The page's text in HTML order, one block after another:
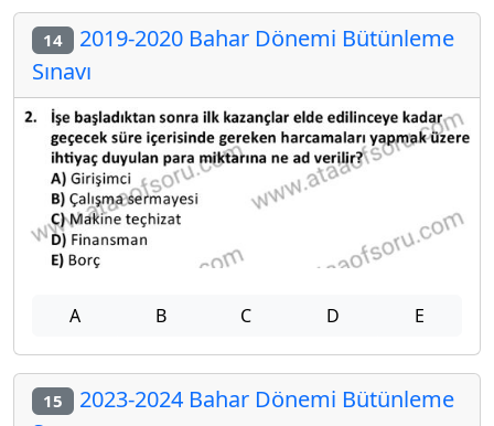
14 2019-2020 Bahar Dönemi Bütünleme
Sınavı
A B C D E
15 2023-2024 Bahar Dönemi Bütünleme